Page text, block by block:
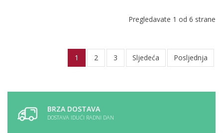
Pregledavate 1 od 6 strane
1 2 3 Sljedeća Posljednja
BRZA DOSTAVA
DOSTAVA IDUĆI RADNI DAN